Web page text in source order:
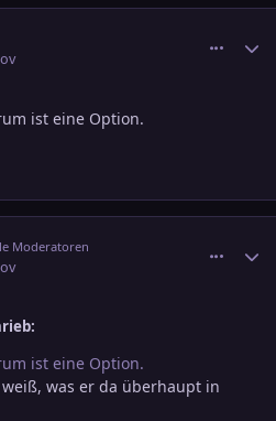
ist eine Option.
Moderatoren
ist eine Option.
was er da überhaupt in